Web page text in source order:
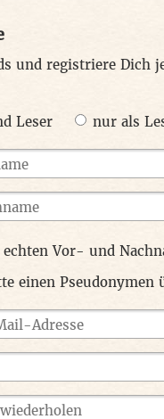
und registriere Dich
Leser nur als
echten Vor- und
einen Pseudonymen